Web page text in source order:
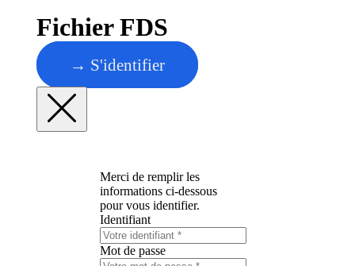
Fichier FDS
→ S'identifier
Merci de remplir les
informations ci-dessous
pour vous identifier.
Identifiant
Mot de passe